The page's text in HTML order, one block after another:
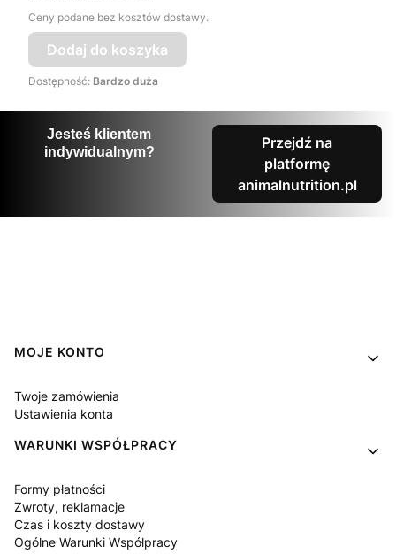
Ceny podane bez kosztów dostawy.
Dodaj do koszyka
Dostępność: Bardzo duża
Jesteś klientem
indywidualnym?
Przejdź na
platformę
animalnutrition.pl
Linki w stopce
MOJE KONTO
Twoje zamówienia
Ustawienia konta
WARUNKI WSPÓŁPRACY
Formy płatności
Zwroty, reklamacje
Czas i koszty dostawy
Ogólne Warunki Współpracy